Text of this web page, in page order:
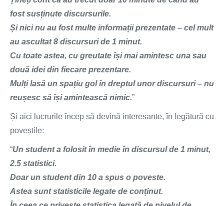
fost susținute discursurile.
Și nici nu au fost multe informații prezentate – cel mult
au ascultat 8 discursuri de 1 minut.
Cu toate astea, cu greutate își mai amintesc una sau
două idei din fiecare prezentare.
Mulți lasă un spațiu gol în dreptul unor discursuri – nu
reușesc să își amintească nimic.”
Și aici lucrurile încep să devină interesante, în legătură cu
poveștile:
“Un student a folosit în medie în discursul de 1 minut,
2.5 statistici.
Doar un student din 10 a spus o poveste.
Astea sunt statisticile legate de conținut.